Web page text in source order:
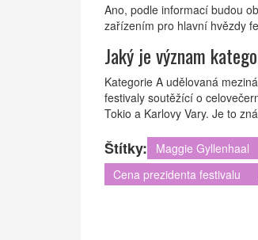
Ano, podle informací budou
zařízením pro hlavní hvězdy
Jaký je význam
Kategorie A udělovaná
festivaly soutěžící o
Tokio a Karlovy Vary. Je to
Štítky: Maggie Gyllenhaal
Cena prezidenta festivalu